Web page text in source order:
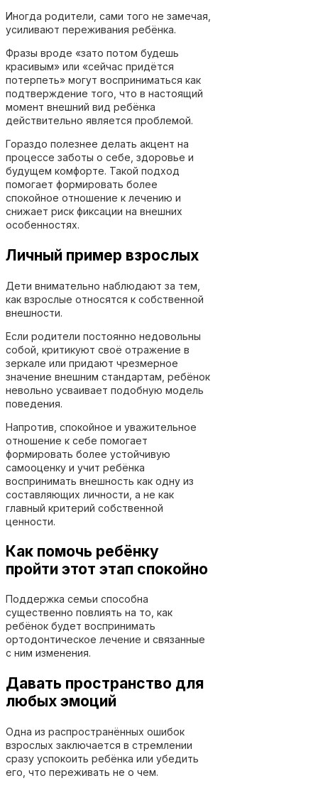
Иногда родители, сами того не замечая,
усиливают переживания ребёнка.
Фразы вроде «зато потом будешь
красивым» или «сейчас придётся
потерпеть» могут восприниматься как
подтверждение того, что в настоящий
момент внешний вид ребёнка
действительно является проблемой.
Гораздо полезнее делать акцент на
процессе заботы о себе, здоровье и
будущем комфорте. Такой подход
помогает формировать более
спокойное отношение к лечению и
снижает риск фиксации на внешних
особенностях.
Личный пример взрослых
Дети внимательно наблюдают за тем,
как взрослые относятся к собственной
внешности.
Если родители постоянно недовольны
собой, критикуют своё отражение в
зеркале или придают чрезмерное
значение внешним стандартам, ребёнок
невольно усваивает подобную модель
поведения.
Напротив, спокойное и уважительное
отношение к себе помогает
формировать более устойчивую
самооценку и учит ребёнка
воспринимать внешность как одну из
составляющих личности, а не как
главный критерий собственной
ценности.
Как помочь ребёнку
пройти этот этап спокойно
Поддержка семьи способна
существенно повлиять на то, как
ребёнок будет воспринимать
ортодонтическое лечение и связанные
с ним изменения.
Давать пространство для
любых эмоций
Одна из распространённых ошибок
взрослых заключается в стремлении
сразу успокоить ребёнка или убедить
его, что переживать не о чем.